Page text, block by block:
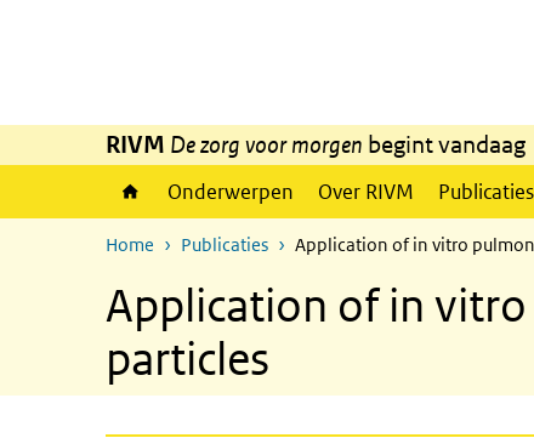
RIVM De zorg voor morgen begint vandaag
Onderwerpen Over RIVM Publicaties
Home Publicaties Application of in vitro
Application of in
particles